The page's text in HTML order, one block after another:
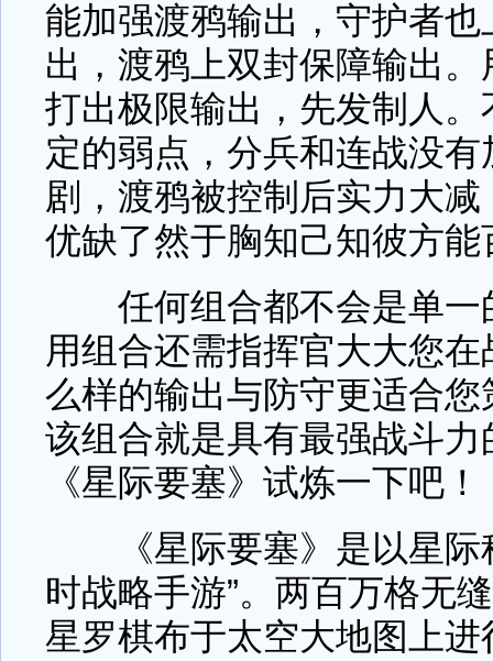
能加强渡鸦输出，守护者
出，渡鸦上双封保障输出
打出极限输出，先发制人
定的弱点，分兵和连战没
剧，渡鸦被控制后实力大
优缺了然于胸知己知彼方能
任何组合都不会是单一
用组合还需指挥官大大您
么样的输出与防守更适合
该组合就是具有最强战斗
《星际要塞》试炼一下吧！
《星际要塞》是以星际
时战略手游”。两百万格无
星罗棋布于太空大地图上